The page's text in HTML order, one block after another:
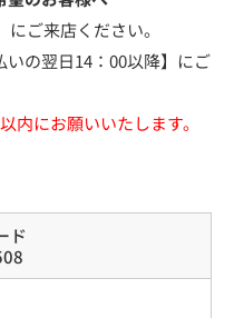
ご来店ください。
いの翌日14：00以降】にご
内にお願いいたします。
ド